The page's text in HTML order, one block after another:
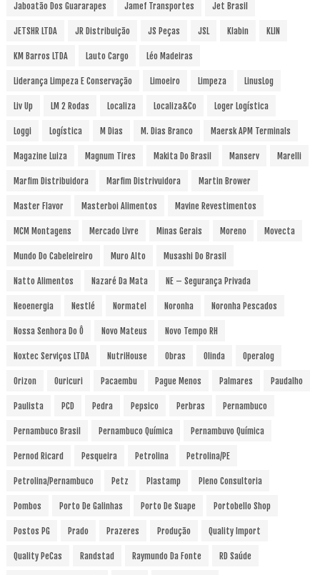
Jaboatão Dos Guararapes Jamef Transportes Jet Brasil
JETSHR LTDA JR Distribuição JS Peças JSL Klabin KLIN
KM Barros LTDA Lauto Cargo Léo Madeiras
Liderança Limpeza E Conservação Limoeiro Limpeza LinusLog
Liv Up LM 2 Rodas Localiza Localiza&Co Loger Logística
Loggi Logística M Dias M. Dias Branco Maersk APM Terminals
Magazine Luiza Magnum Tires Makita Do Brasil Manserv Marelli
Marfim Distribuidora Marfim Distrivuidora Martin Brower
Master Flavor Masterboi Alimentos Mavine Revestimentos
MCM Montagens Mercado Livre Minas Gerais Moreno Movecta
Mundo Do Cabeleireiro Muro Alto Musashi Do Brasil
Natto Alimentos Nazaré Da Mata NE – Segurança Privada
Neoenergia Nestlé Normatel Noronha Noronha Pescados
Nossa Senhora Do Ô Novo Mateus Novo Tempo RH
Noxtec Serviços LTDA NutriHouse Obras Olinda Operalog
Orizon Ouricuri Pacaembu Pague Menos Palmares Paudalho
Paulista PCD Pedra Pepsico Perbras Pernambuco
Pernambuco Brasil Pernambuco Química Pernambuvo Química
Pernod Ricard Pesqueira Petrolina Petrolina/PE
Petrolina/Pernambuco Petz Plastamp Pleno Consultoria
Pombos Porto De Galinhas Porto De Suape Portobello Shop
Postos PG Prado Prazeres Produção Quality Import
Quality PeCas Randstad Raymundo Da Fonte RD Saúde